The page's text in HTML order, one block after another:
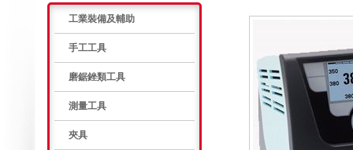
工業裝備及輔助
手工工具
磨鋸銼類工具
測量工具
夾具